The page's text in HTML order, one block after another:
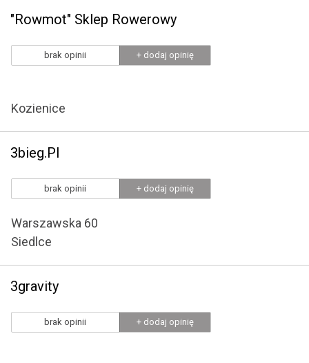
"Rowmot" Sklep Rowerowy
brak opinii + dodaj opinię
Kozienice
3bieg.Pl
brak opinii + dodaj opinię
Warszawska 60
Siedlce
3gravity
brak opinii + dodaj opinię